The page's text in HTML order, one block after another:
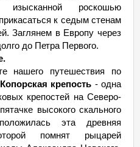
изысканной роскошью
к седым стенам
Заглянем в Европу через
до Петра Первого.
нашего путешествия по
Копорская крепость - одна
крепостей на Северо-
высокого скального
эта древняя
помнят рыцарей